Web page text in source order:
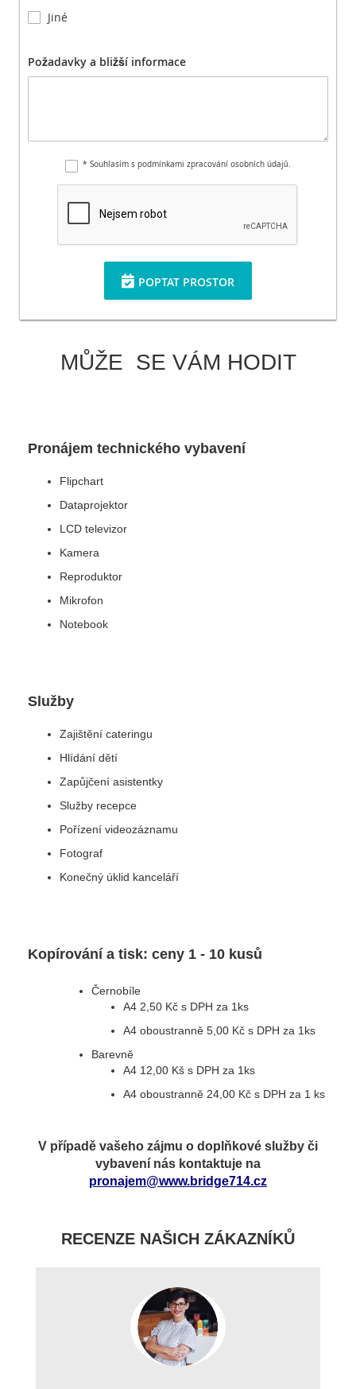
Jiné
Požadavky a bližší informace
* Souhlasím s podmínkami zpracování osobních údajů.
POPTAT PROSTOR
MŮŽE SE VÁM HODIT
Pronájem technického vybavení
Flipchart
Dataprojektor
LCD televizor
Kamera
Reproduktor
Mikrofon
Notebook
Služby
Zajištění cateringu
Hlídání dětí
Zapůjčení asistentky
Služby recepce
Pořízení videozáznamu
Fotograf
Konečný úklid kanceláří
Kopírování a tisk: ceny 1 - 10 kusů
Černobíle
A4 2,50 Kč s DPH za 1ks
A4 oboustranně 5,00 Kč s DPH za 1ks
Barevně
A4 12,00 Kš s DPH za 1ks
A4 oboustranně 24,00 Kč s DPH za 1 ks
V případě vašeho zájmu o doplňkové služby či
vybavení nás kontaktuje na
pronajem@www.bridge714.cz
RECENZE NAŠICH ZÁKAZNÍKŮ